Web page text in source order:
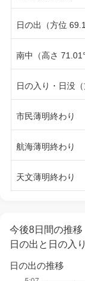
日の出（方位
南中（高さ 71.01°
日の入り・日没（
市民薄明終わり
航海薄明終わり
天文薄明終わり
今後8日間の推移
日の出と日の入
日の出の推移